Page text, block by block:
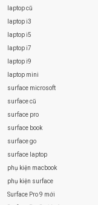
laptop cũ
laptop i3
laptop i5
laptop i7
laptop i9
laptop mini
surface microsoft
surface cũ
surface pro
surface book
surface go
surface laptop
phụ kiện macbook
phụ kiện surface
Surface Pro 9 mới